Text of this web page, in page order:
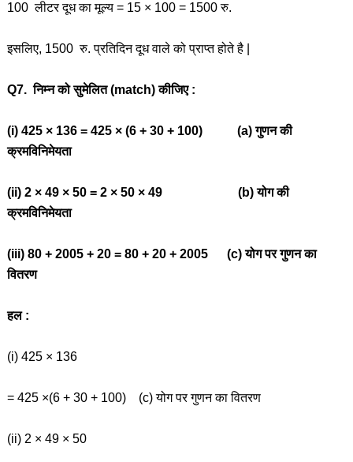
100 लीटर दूध का मूल्य = 15 × 100 = 1500 रु.
इसलिए, 1500 रु. प्रतिदिन दूध वाले को प्राप्त होते है |
Q7. निम्न को सुमेलित (match) कीजिए :
(i) 425 × 136 = 425 × (6 + 30 + 100) (a) गुणन की
क्रमविनिमेयता
(ii) 2 × 49 × 50 = 2 × 50 × 49 (b) योग की
क्रमविनिमेयता
(iii) 80 + 2005 + 20 = 80 + 20 + 2005 (c) योग पर गुणन का
वितरण
हल :
(i) 425 × 136
= 425 ×(6 + 30 + 100) (c) योग पर गुणन का वितरण
(ii) 2 × 49 × 50